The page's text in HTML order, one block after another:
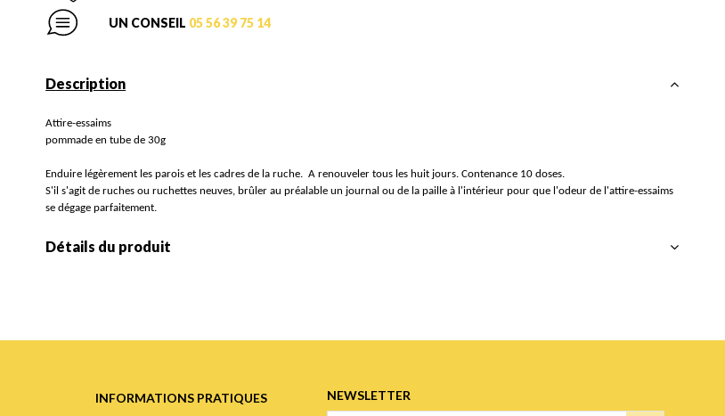
UN CONSEIL 05 56 39 75 14
Description
Attire-essaims
pommade en tube de 30g
Enduire légèrement les parois et les cadres de la ruche. A renouveler tous les huit jours. Contenance 10 doses.
S'il s'agit de ruches ou ruchettes neuves, brûler au préalable un journal ou de la paille à l'intérieur pour que l'odeur de l'attire-essaims
se dégage parfaitement.
Détails du produit
INFORMATIONS PRATIQUES
NEWSLETTER